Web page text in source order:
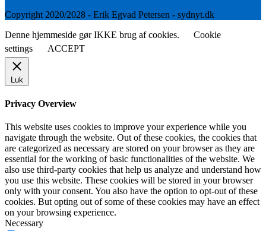
Copyright 2020/2028 - Erik Egvad Petersen - sydnyt.dk
Denne hjemmeside gør IKKE brug af cookies.
Cookie
settings
ACCEPT
Luk
Privacy Overview
This website uses cookies to improve your experience while you
navigate through the website. Out of these cookies, the cookies that
are categorized as necessary are stored on your browser as they are
essential for the working of basic functionalities of the website. We
also use third-party cookies that help us analyze and understand how
you use this website. These cookies will be stored in your browser
only with your consent. You also have the option to opt-out of these
cookies. But opting out of some of these cookies may have an effect
on your browsing experience.
Necessary